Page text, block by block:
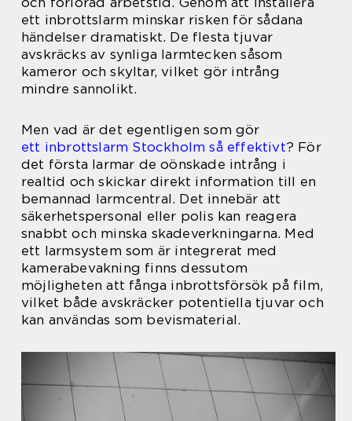
ett inbrottslarm minskar risken för sådana
händelser dramatiskt. De flesta tjuvar
avskräcks av synliga larmtecken såsom
kameror och skyltar, vilket gör intrång
mindre sannolikt.
Men vad är det egentligen som gör
ett inbrottslarm Stockholm så effektivt? För
det första larmar de oönskade intrång i
realtid och skickar direkt information till en
bemannad larmcentral. Det innebär att
säkerhetspersonal eller polis kan reagera
snabbt och minska skadeverkningarna. Med
ett larmsystem som är integrerat med
kamerabevakning finns dessutom
möjligheten att fånga inbrottsförsök på film,
vilket både avskräcker potentiella tjuvar och
kan användas som bevismaterial.